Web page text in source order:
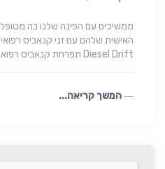
ממשיכים עם הפינה שלנו בה
האישית שלהם עם זני קנאביס
Diesel Drift תפרחת קנאביס רפואי עתירת THC מסוג…
המשך קריאה...